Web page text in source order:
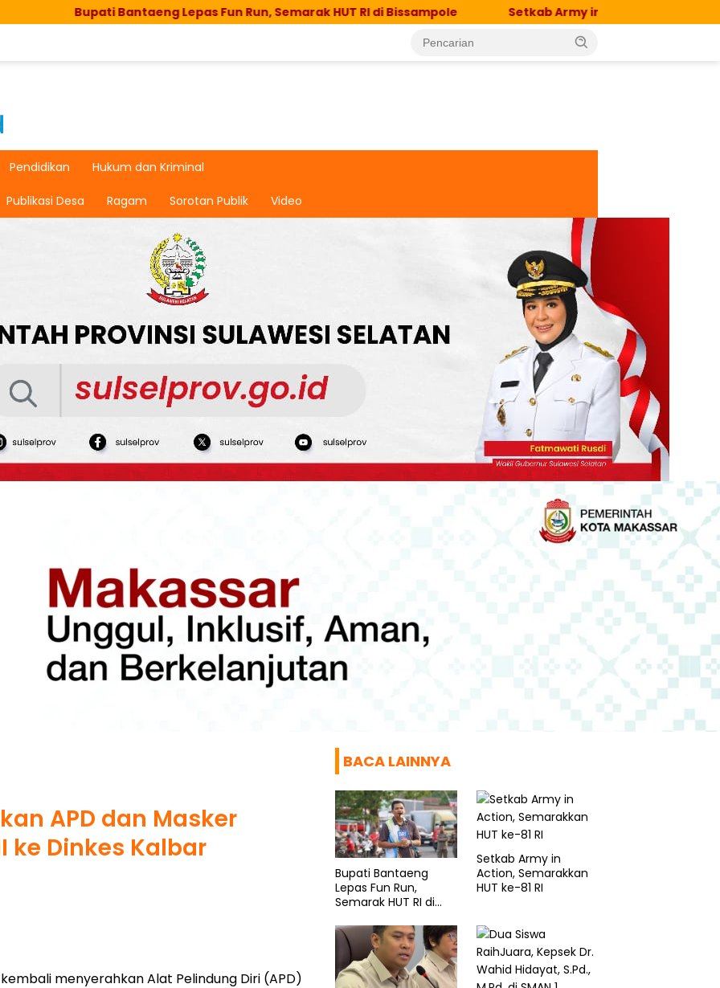
Bupati Bantaeng Lepas Fun Run, Semarak HUT RI di Bissampole Setkab Army in Action, Semarakkan HUT ke-81
Pendidikan Hukum dan Kriminal
Publikasi Desa Ragam Sorotan Publik Video
APD dan Masker
ke Dinkes Kalbar
menyerahkan Alat Pelindung Diri (APD)
BACA LAINNYA
Bupati Bantaeng
Lepas Fun Run,
Semarak HUT RI di
Setkab Army in
Action, Semarakkan
HUT ke-81 RI